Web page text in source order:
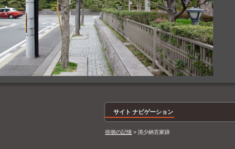
サイト ナビゲーション
徘徊の記憶 > 清少納言家跡